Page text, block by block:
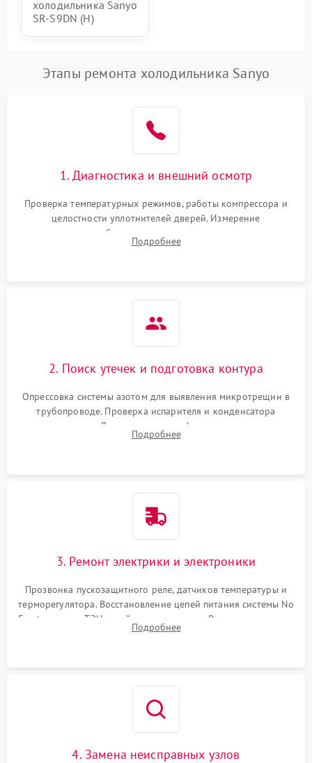
холодильника Sanyo
SR-S9DN (H)
Этапы ремонта холодильника Sanyo
1. Диагностика и внешний осмотр
Проверка температурных режимов, работы компрессора и
целостности уплотнителей дверей. Измерение
сопротивления обмоток мотора, проверка термостата и
считывание кодов ошибок с электронного дисплея.
Подробнее
2. Поиск утечек и подготовка контура
Опрессовка системы азотом для выявления микротрещин в
трубопроводе. Проверка испарителя и конденсатора
течеискателем. Демонтаж старого фильтра-осушителя и
продувка капиллярной трубки для устранения засоров.
Подробнее
3. Ремонт электрики и электроники
Прозвонка пускозащитного реле, датчиков температуры и
терморегулятора. Восстановление цепей питания системы No
Frost, включая ТЭН оттайки и вентилятор. Ремонт или замена
платы управления при сбоях алгоритмов.
Подробнее
4. Замена неисправных узлов